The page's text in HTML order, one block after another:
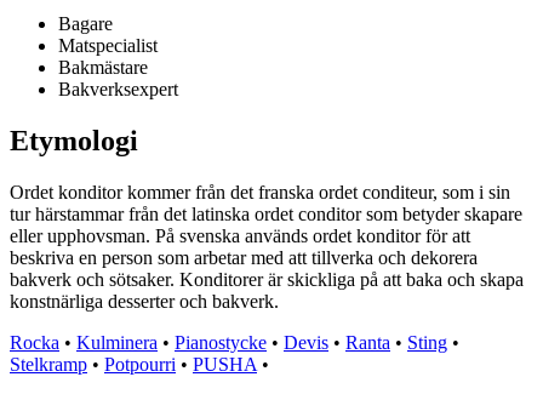
Bagare
Matspecialist
Bakmästare
Bakverksexpert
Etymologi
Ordet konditor kommer från det franska ordet c​onditeur, som i sin
tur härstammar från det latinska ordet conditor som betyder skapare
eller upphovsman. På svenska används ordet konditor för att
beskriva en person som arbetar med att tillverka och dekorera
bakverk och sötsaker. Konditorer är skickliga på att baka och skapa
konstnärliga desserter och bakverk.
Rocka • Kulminera • Pianostycke • Devis • Ranta • Sting •
Stelkramp • Potpourri • PUSHA •